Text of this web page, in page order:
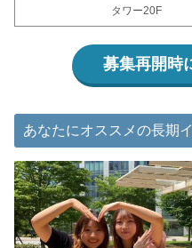
タワー20F
募集再開時
あなたにオススメの長期